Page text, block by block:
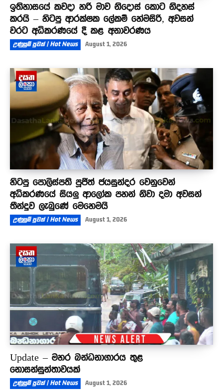
ඉතිහාසයේ කවදා හරි මාව නිදොස් කොට නිදහස්
කරයි – හිටපු ආරක්ෂක ලේකම් හේමසිරි, අවසන්
වරට අධිකරණයේ දී කළ අනාවරණය
උණුසුම් පුවත් | Hot News August 1, 2026
හිටපු පොලිස්පති පූජිත් ජයසුන්දර වෙනුවෙන්
අධිකරණයේ සියලු ආලෝක පහන් නිවා දමා අවසන්
තීන්දුව ලැබුණේ මෙහෙමයි
උණුසුම් පුවත් | Hot News August 1, 2026
Update – මහර බන්ධනාගාරය තුළ
නොසන්සුන්තාවයක්
උණුසුම් පුවත් | Hot News August 1, 2026